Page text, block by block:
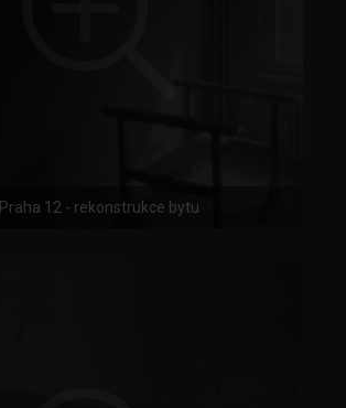
Praha 12 - rekonstrukce bytu